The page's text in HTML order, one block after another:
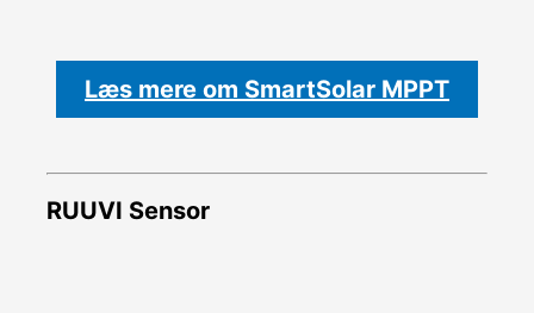
Læs mere om SmartSolar MPPT
RUUVI Sensor